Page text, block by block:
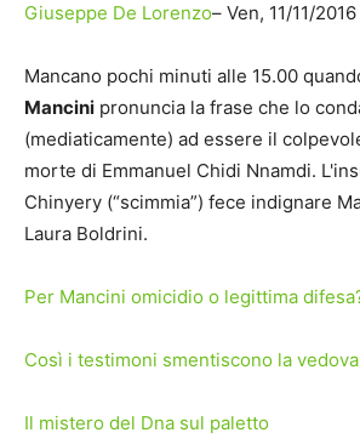
Giuseppe De Lorenzo– Ven, 11/11/2016
Mancano pochi minuti alle 15.00
Mancini pronuncia la frase che lo
(mediaticamente) ad essere il
morte di Emmanuel Chidi Nnamdi.
Chinyery (“scimmia”) fece indignare
Laura Boldrini.
Per Mancini omicidio o legittima
Così i testimoni smentiscono la vedova
Il mistero del Dna sul paletto